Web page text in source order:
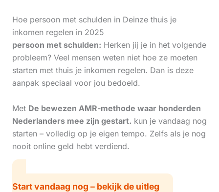
Hoe persoon met schulden in Deinze thuis je
inkomen regelen in 2025
persoon met schulden: Herken jij je in het volgende
probleem? Veel mensen weten niet hoe ze moeten
starten met thuis je inkomen regelen. Dan is deze
aanpak speciaal voor jou bedoeld.
Met De bewezen AMR-methode waar honderden
Nederlanders mee zijn gestart. kun je vandaag nog
starten – volledig op je eigen tempo. Zelfs als je nog
nooit online geld hebt verdiend.
Start vandaag nog – bekijk de uitleg